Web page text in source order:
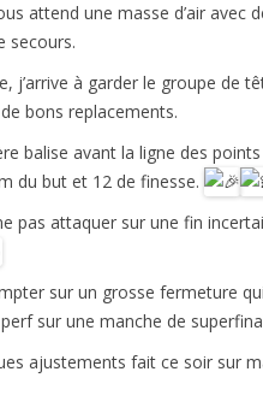
attend une masse d’air avec
secours.
j’arrive à garder le groupe de
bons replacements.
balise avant la ligne des
du but et 12 de finesse.
pas attaquer sur une fin
sur un grosse fermeture
sur une manche de
ajustements fait ce soir sur